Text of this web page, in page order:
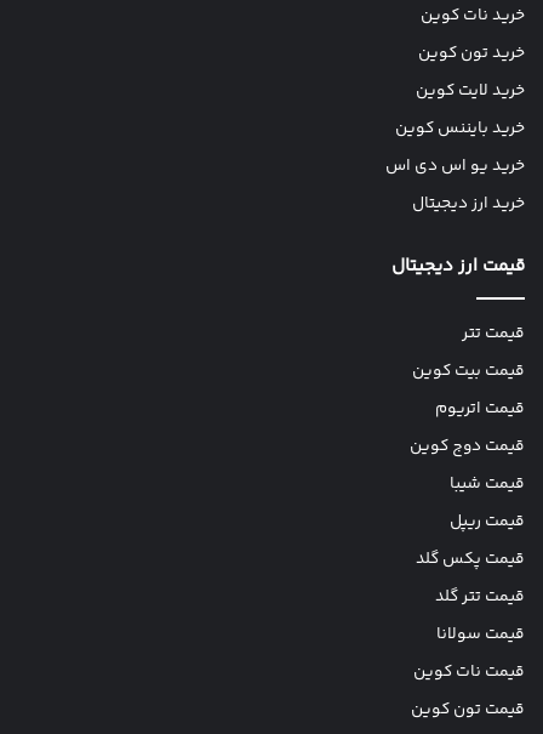
خرید نات کوین
خرید تون کوین
خرید لایت کوین
خرید بایننس کوین
خرید یو اس دی اس
خرید ارز دیجیتال
قیمت ارز دیجیتال
قیمت تتر
قیمت بیت کوین
قیمت اتریوم
قیمت دوج کوین
قیمت شیبا
قیمت ریپل
قیمت پکس گلد
قیمت تتر گلد
قیمت سولانا
قیمت نات کوین
قیمت تون کوین